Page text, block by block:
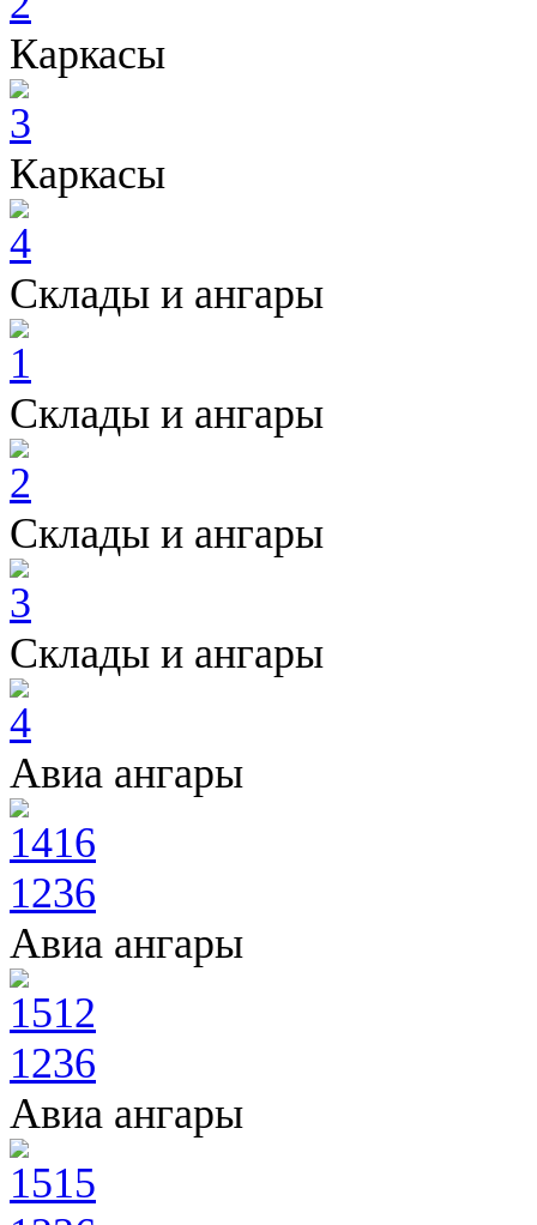
Каркасы
Каркасы
Склады и ангары
Склады и ангары
Склады и ангары
Склады и ангары
Авиа ангары
Авиа ангары
Авиа ангары